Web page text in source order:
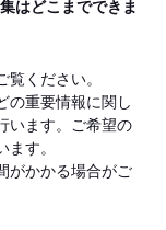
はどこまでできま
覧ください。
の重要情報に関し
います。ご希望の
す。
がかかる場合がご